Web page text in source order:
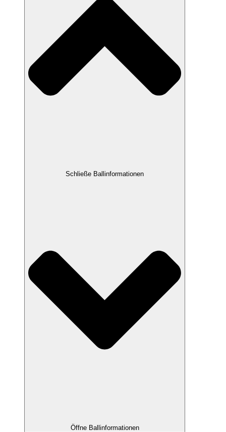
Schließe Ballinformationen
Öffne Ballinformationen